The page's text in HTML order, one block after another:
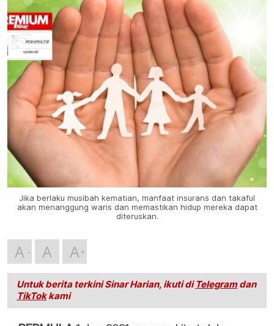
Jika berlaku musibah kematian, manfaat insurans dan takaful
akan menanggung waris dan memastikan hidup mereka dapat
diteruskan.
A A A
Untuk berita terkini Sinar Harian, ikuti di Telegramdan
TikTokkami